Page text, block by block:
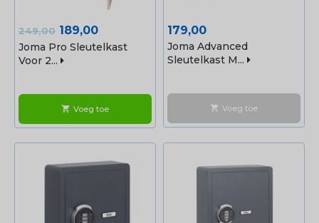
Normale
prijs
249,00 Prijs
189,00
Joma Pro Sleutelkast
Voor 2...
shopping_cart Voeg toe
Prijs
179,00
Joma Advanced
Sleutelkast M...
shopping_cart Voeg toe